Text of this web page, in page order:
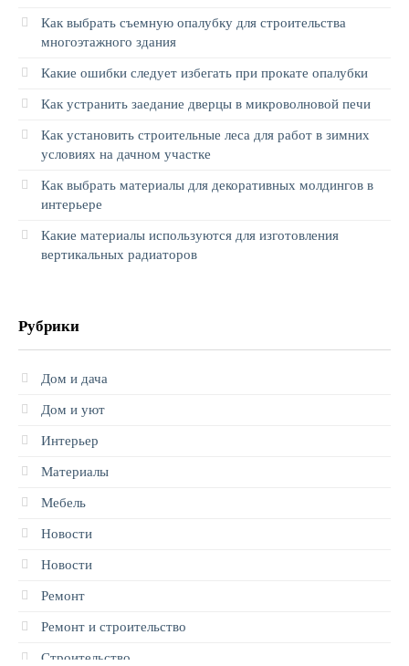
Как выбрать съемную опалубку для строительства
многоэтажного здания
Какие ошибки следует избегать при прокате опалубки
Как устранить заедание дверцы в микроволновой печи
Как установить строительные леса для работ в зимних
условиях на дачном участке
Как выбрать материалы для декоративных молдингов в
интерьере
Какие материалы используются для изготовления
вертикальных радиаторов
Рубрики
Дом и дача
Дом и уют
Интерьер
Материалы
Мебель
Новости
Новости
Ремонт
Ремонт и строительство
Строительство